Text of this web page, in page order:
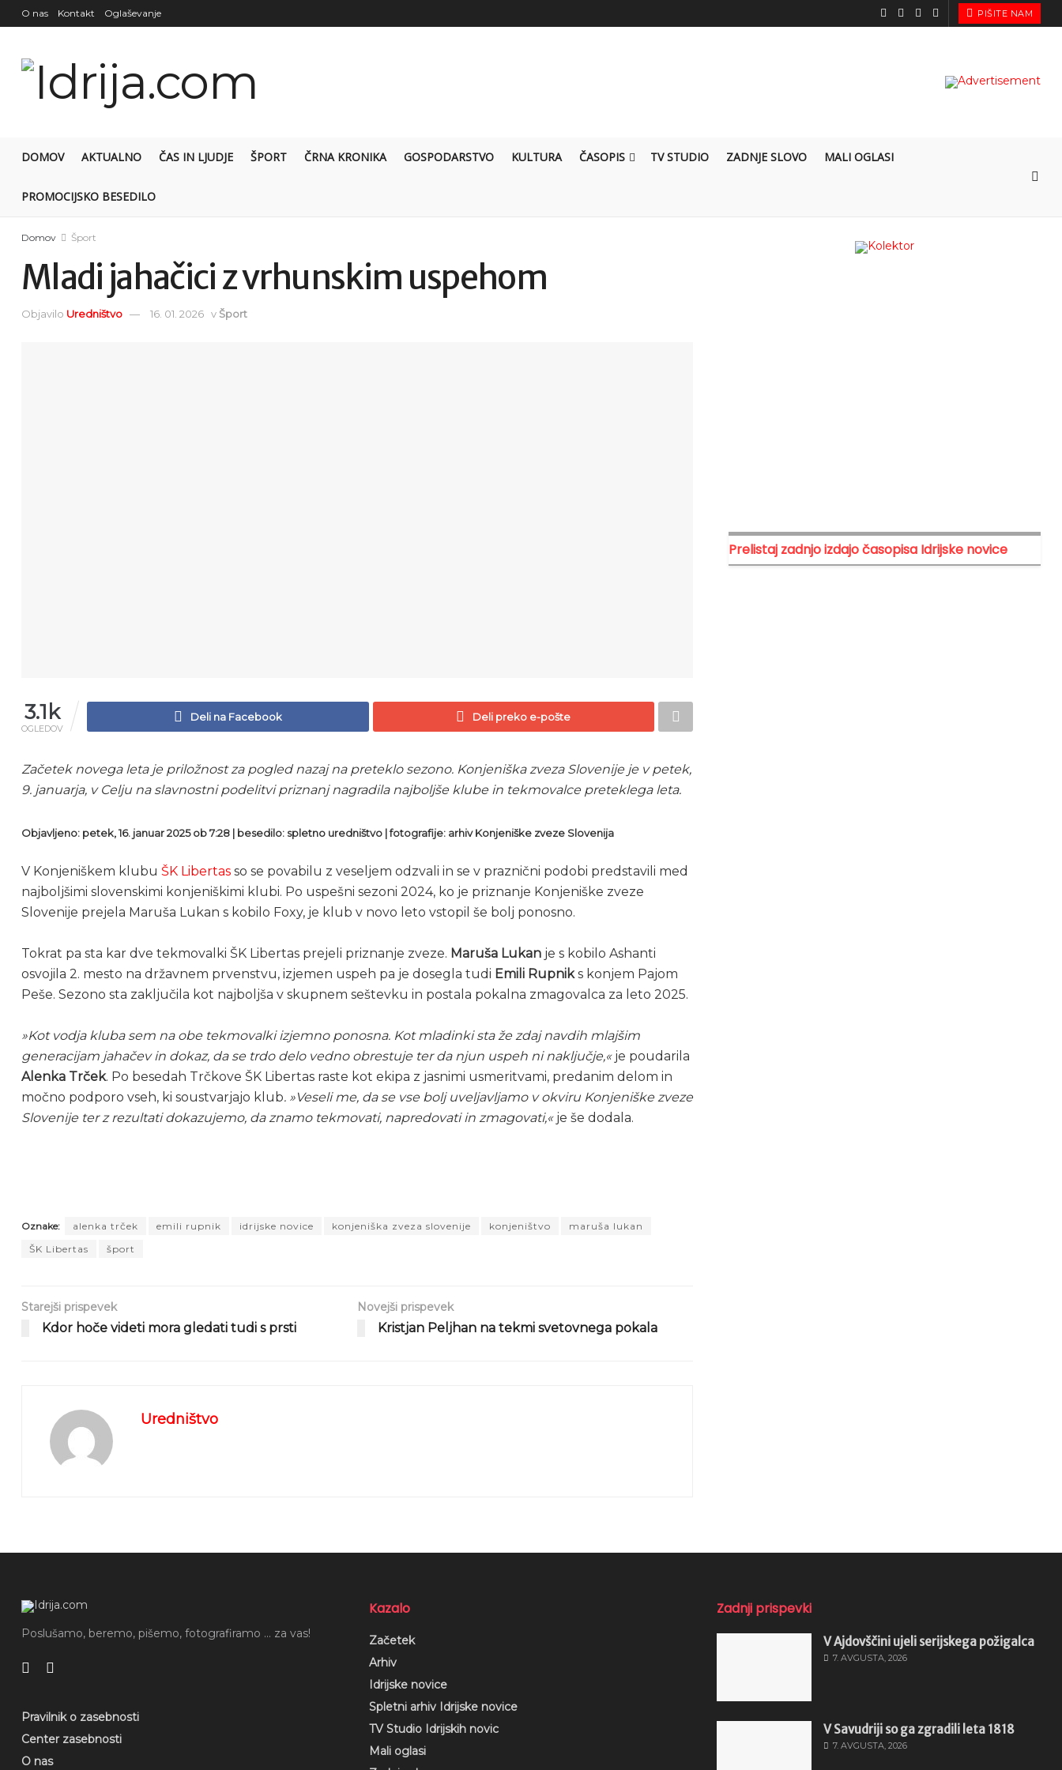
O nas Kontakt Oglaševanje PIŠITE NAM
DOMOV AKTUALNO ČAS IN LJUDJE ŠPORT ČRNA KRONIKA GOSPODARSTVO KULTURA ČASOPIS TV STUDIO ZADNJE SLOVO MALI OGLASI
PROMOCIJSKO BESEDILO
Domov Šport
Mladi jahačici z vrhunskim uspehom
Objavilo Uredništvo 16. 01. 2026 vŠport
3.1k
OGLEDOV
Deli na Facebook Deli preko e-pošte
Začetek novega leta je priložnost za pogled nazaj na preteklo sezono. Konjeniška zveza Slovenije je v petek,
9. januarja, v Celju na slavnostni podelitvi priznanj nagradila najboljše klube in tekmovalce preteklega leta.
Objavljeno: petek, 16. januar 2025 ob 7:28 | besedilo: spletno uredništvo | fotografije: arhiv Konjeniške zveze Slovenija
V Konjeniškem klubu ŠK Libertas so se povabilu z veseljem odzvali in se v praznični podobi predstavili med
najboljšimi slovenskimi konjeniškimi klubi. Po uspešni sezoni 2024, ko je priznanje Konjeniške zveze
Slovenije prejela Maruša Lukan s kobilo Foxy, je klub v novo leto vstopil še bolj ponosno.
Tokrat pa sta kar dve tekmovalki ŠK Libertas prejeli priznanje zveze. Maruša Lukan je s kobilo Ashanti
osvojila 2. mesto na državnem prvenstvu, izjemen uspeh pa je dosegla tudi Emili Rupniks konjem Pajom
Peše. Sezono sta zaključila kot najboljša v skupnem seštevku in postala pokalna zmagovalca za leto 2025.
»Kot vodja kluba sem na obe tekmovalki izjemno ponosna. Kot mladinki sta že zdaj navdih mlajšim
generacijam jahačev in dokaz, da se trdo delo vedno obrestuje ter da njun uspeh ni naključje,«je poudarila
Alenka Trček. Po besedah Trčkove ŠK Libertas raste kot ekipa z jasnimi usmeritvami, predanim delom in
močno podporo vseh, ki soustvarjajo klub. »Veseli me, da se vse bolj uveljavljamo v okviru Konjeniške zveze
Slovenije ter z rezultati dokazujemo, da znamo tekmovati, napredovati in zmagovati,«je še dodala.
Oznake: alenka trček emili rupnik idrijske novice konjeniška zveza slovenije konjeništvo
maruša lukan
ŠK Libertas
šport
Starejši prispevek
Kdor hoče videti mora gledati tudi s prsti
Novejši prispevek
Kristjan Peljhan na tekmi svetovnega pokala
Uredništvo
Prelistaj zadnjo izdajo časopisa Idrijske novice
Poslušamo, beremo, pišemo, fotografiramo ... za vas!
Pravilnik o zasebnosti
Center zasebnosti
O nas
Kazalo
Začetek
Arhiv
Idrijske novice
Spletni arhiv Idrijske novice
TV Studio Idrijskih novic
Mali oglasi
Zadnji prispevki
V Ajdovščini ujeli serijskega požigalca
7. AVGUSTA, 2026
V Savudriji so ga zgradili leta 1818
7. AVGUSTA, 2026